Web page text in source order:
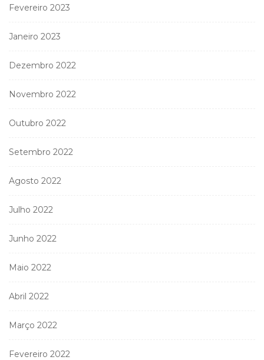
Fevereiro 2023
Janeiro 2023
Dezembro 2022
Novembro 2022
Outubro 2022
Setembro 2022
Agosto 2022
Julho 2022
Junho 2022
Maio 2022
Abril 2022
Março 2022
Fevereiro 2022